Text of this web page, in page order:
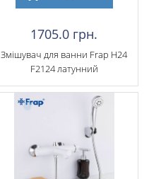
1705.0 грн.
Змішувач для ванни Frap H24
F2124 латунний